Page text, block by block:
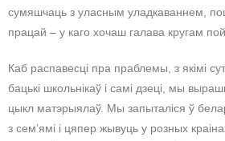
сумяшчаць з уласным уладкаваннем,
працай – у каго хочаш галава кругам
Каб распавесці пра праблемы, з якімі
бацькі школьнікаў і самі дзеці, мы
цыкл матэрыялаў. Мы запыталіся ў
з сем’ямі і цяпер жывуць у розных